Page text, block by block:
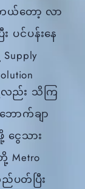
ဘယ်တော့ လာ
ပင်ပန်းနေ
လို့လည်း သိကြ
ာက်ချာ
ငွေသား
Metro
ည်ပတ်ပြီး